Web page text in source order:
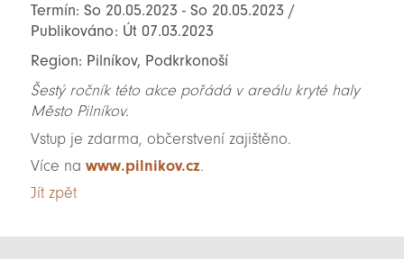
Termín: So 20.05.2023 - So 20.05.2023 /
Publikováno: Út 07.03.2023
Region: Pilníkov, Podkrkonoší
Šestý ročník této akce pořádá v areálu kryté haly
Město Pilníkov.
Vstup je zdarma, občerstvení zajištěno.
Více na www.pilnikov.cz.
Jít zpět